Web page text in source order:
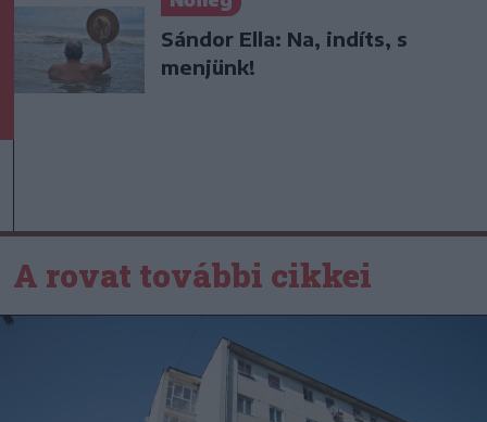
Sándor Ella: Na, indíts, s
menjünk!
A rovat további cikkei